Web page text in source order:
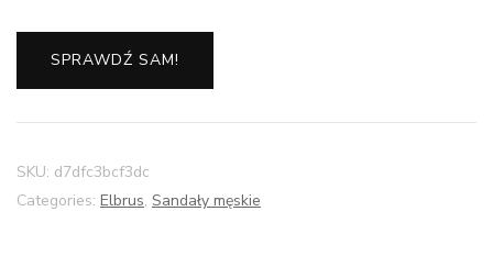
SPRAWDŹ SAM!
SKU: d7dfc3bcf3dc
Categories: Elbrus, Sandały męskie